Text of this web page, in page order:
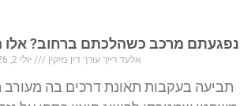
נפגעתם מרכב כשהלכתם ברחוב? אלו
אלעד רייך עורך דין נזיקין יולי 2, 2026
תביעה בעקבות תאונת דרכים בה מעורב